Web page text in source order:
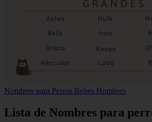
Nombres para Perros Bebes Hombres
Lista de Nombres para